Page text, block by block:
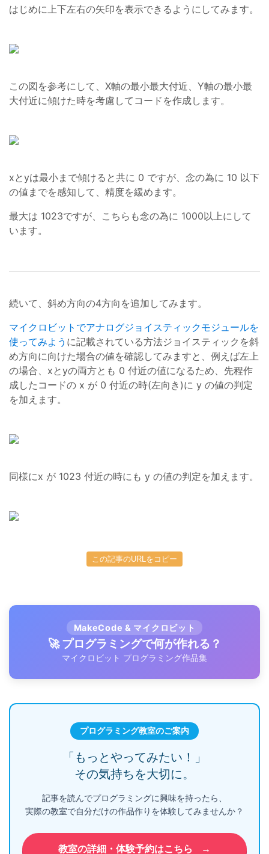
はじめに上下左右の矢印を表示できるようにしてみます。
この図を参考にして、X軸の最小最大付近、Y軸の最小最
大付近に傾けた時を考慮してコードを作成します。
xとyは最小まで傾けると共に 0 ですが、念の為に 10 以下
の値までを感知して、精度を緩めます。
最大は 1023ですが、こちらも念の為に 1000以上にして
います。
続いて、斜め方向の4方向を追加してみます。
マイクロビットでアナログジョイスティックモジュールを
使ってみよう に記載されている方法ジョイスティックを斜
め方向に向けた場合の値を確認してみますと、例えば左上
の場合、xとyの両方とも 0 付近の値になるため、先程作
成したコードの x が 0 付近の時(左向き)に y の値の判定
を加えます。
同様にx が 1023 付近の時にも y の値の判定を加えます。
この記事のURLをコピー
MakeCode & マイクロビット
🚀 プログラミングで何が作れる？
マイクロビット プログラミング作品集
プログラミング教室のご案内
「もっとやってみたい！」
その気持ちを大切に。
記事を読んでプログラミングに興味を持ったら、
実際の教室で自分だけの作品作りを体験してみませんか？
教室の詳細・体験予約はこちら →